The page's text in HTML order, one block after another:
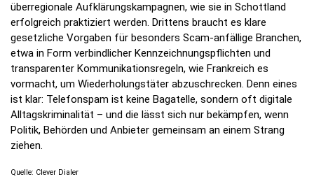
überregionale Aufklärungskampagnen, wie sie in Schottland
erfolgreich praktiziert werden. Drittens braucht es klare
gesetzliche Vorgaben für besonders Scam-anfällige Branchen,
etwa in Form verbindlicher Kennzeichnungspflichten und
transparenter Kommunikationsregeln, wie Frankreich es
vormacht, um Wiederholungstäter abzuschrecken. Denn eines
ist klar: Telefonspam ist keine Bagatelle, sondern oft digitale
Alltagskriminalität – und die lässt sich nur bekämpfen, wenn
Politik, Behörden und Anbieter gemeinsam an einem Strang
ziehen.
Quelle: Clever Dialer